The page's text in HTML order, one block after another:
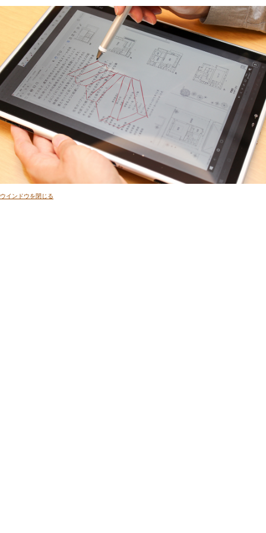
ウインドウを閉じる